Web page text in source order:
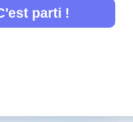
parti !